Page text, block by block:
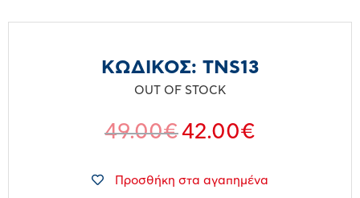
ΚΩΔΙΚΟΣ: TNS13
OUT OF STOCK
49.00€42.00€
Προσθήκη στα αγαπημένα